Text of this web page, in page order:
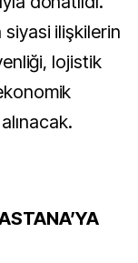
siyasi ilişkilerin
lojistik